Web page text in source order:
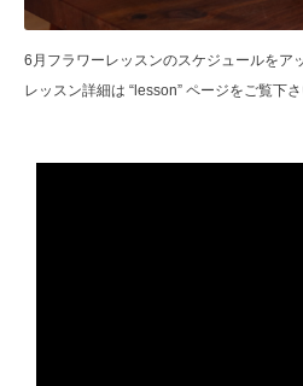
6月フラワーレッスンのスケジュールをア
レッスン詳細は “lesson” ページをご覧下さ